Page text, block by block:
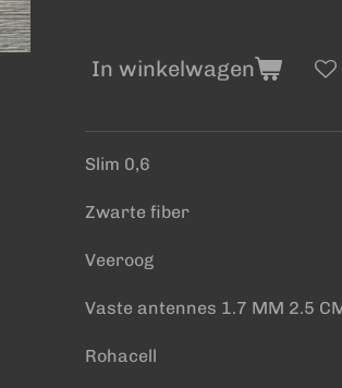
In winkelwagen
Slim 0,6
Zwarte fiber
Veeroog
Vaste antennes 1.7 MM 2.5
Rohacell